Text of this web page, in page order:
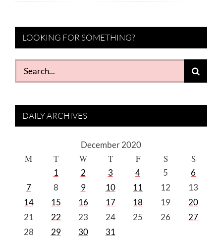
LOOKING FOR SOMETHING?
Search
for:
DAILY ARCHIVES
December 2020
M T W T F S S
1 2 3 4 5
6
7
8 9 10 11 12
13
14
15 16 17 18 19
20
21
22 23 24 25 26
27
28
29 30 31